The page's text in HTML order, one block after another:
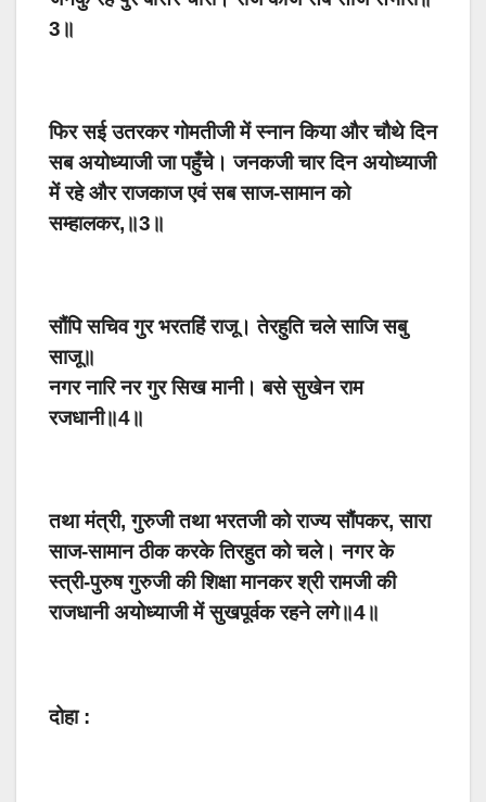
3॥
फिर सई उतरकर गोमतीजी में स्नान किया और चौथे दिन
सब अयोध्याजी जा पहुँचे। जनकजी चार दिन अयोध्याजी
में रहे और राजकाज एवं सब साज-सामान को
सम्हालकर,॥3॥
सौंपि सचिव गुर भरतहिं राजू। तेरहुति चले साजि सबु
साजू॥
नगर नारि नर गुर सिख मानी। बसे सुखेन राम
रजधानी॥4॥
तथा मंत्री, गुरुजी तथा भरतजी को राज्य सौंपकर, सारा
साज-सामान ठीक करके तिरहुत को चले। नगर के
स्त्री-पुरुष गुरुजी की शिक्षा मानकर श्री रामजी की
राजधानी अयोध्याजी में सुखपूर्वक रहने लगे॥4॥
दोहा :